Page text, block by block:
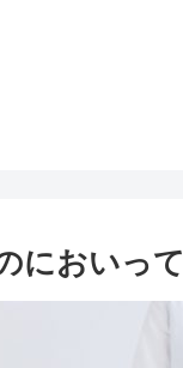
においっ